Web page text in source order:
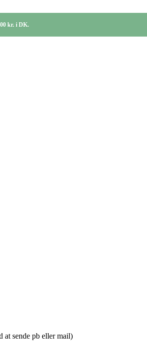
kr. i DK.
at sende pb eller mail)